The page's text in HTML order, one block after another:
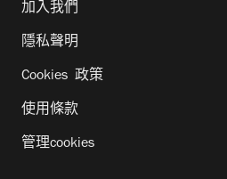
加入我們
隱私聲明
Cookies 政策
使用條款
管理cookies